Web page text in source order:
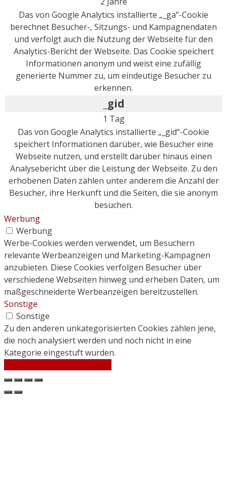
Das von Google Analytics installierte „_ga“-Cookie
berechnet Besucher-, Sitzungs- und Kampagnendaten
und verfolgt auch die Nutzung der Webseite für den
Analytics-Bericht der Webseite. Das Cookie speichert
Informationen anonym und weist eine zufällig
generierte Nummer zu, um eindeutige Besucher zu
erkennen.
_gid
1 Tag
Das von Google Analytics installierte „_gid“-Cookie
speichert Informationen darüber, wie Besucher eine
Webseite nutzen, und erstellt darüber hinaus einen
Analysebericht über die Leistung der Webseite. Zu den
erhobenen Daten zählen unter anderem die Anzahl der
Besucher, ihre Herkunft und die Seiten, die sie anonym
besuchen.
Werbung
Werbung
Werbe-Cookies werden verwendet, um Besuchern
relevante Werbeanzeigen und Marketing-Kampagnen
anzubieten. Diese Cookies verfolgen Besucher über
verschiedene Webseiten hinweg und erheben Daten, um
maßgeschneiderte Werbeanzeigen bereitzustellen.
Sonstige
Sonstige
Zu den anderen unkategorisierten Cookies zählen jene,
die noch analysiert werden und noch nicht in eine
Kategorie eingestuft wurden.